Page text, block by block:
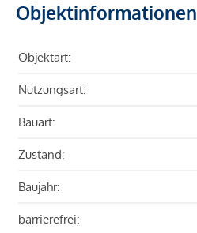
Objektinformationen
Objektart:
Nutzungsart:
Bauart:
Zustand:
Baujahr:
barrierefrei: